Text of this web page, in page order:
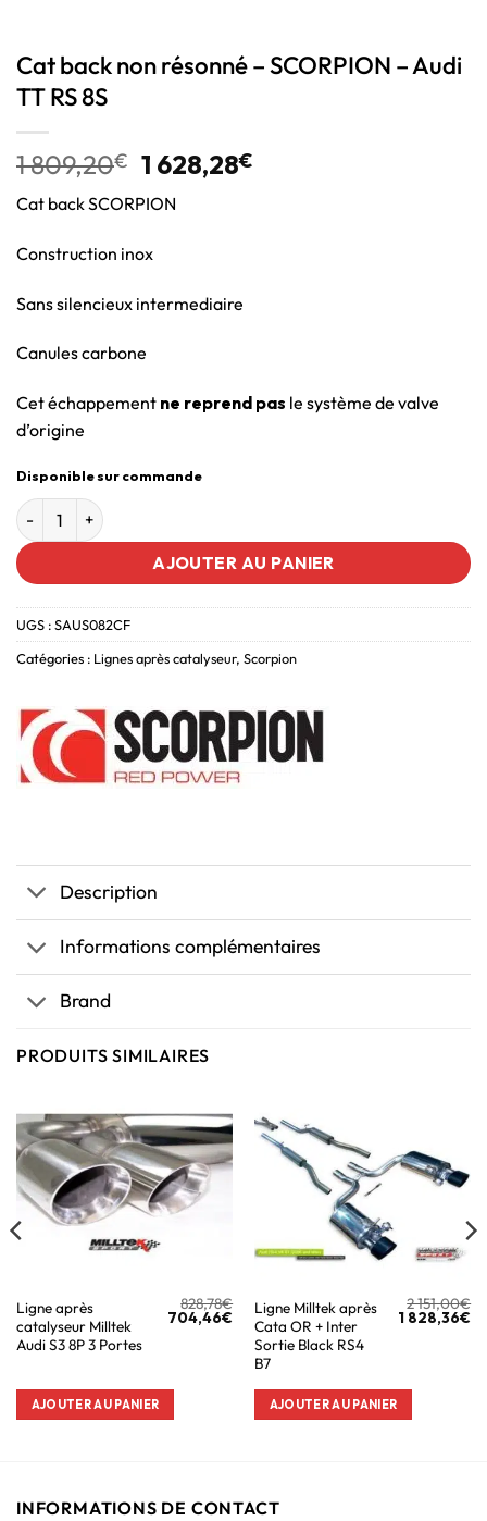
Cat back non résonné – SCORPION – Audi
TT RS 8S
1 809,20€ 1 628,28€
Cat back SCORPION
Construction inox
Sans silencieux intermediaire
Canules carbone
Cet échappement ne reprend pas le système de valve
d’origine
Disponible sur commande
AJOUTER AU PANIER
UGS :SAUS082CF
Catégories : Lignes après catalyseur, Scorpion
Description
Informations complémentaires
Brand
PRODUITS SIMILAIRES
Ligne après
catalyseur Milltek
Audi S3 8P 3 Portes
828,78€
704,46€
AJOUTER AU PANIER
Ligne Milltek après
Cata OR + Inter
Sortie Black RS4
B7
2 151,00€
1 828,36€
AJOUTER AU PANIER
INFORMATIONS DE CONTACT